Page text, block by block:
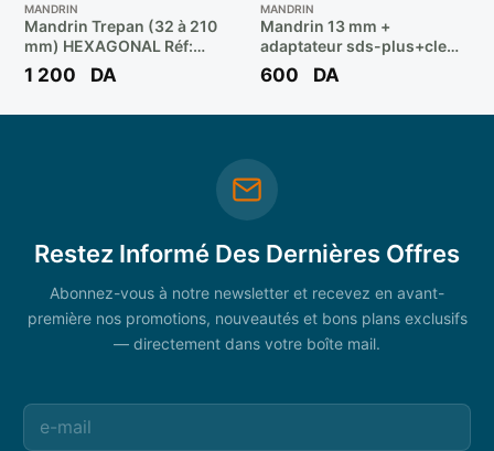
MANDRIN
Mandrin Trepan (32 à 210
mm) HEXAGONAL Réf:
EHSA05 ** EMTOP
1 200 DA
MANDRIN
Mandrin 13 mm +
adaptateur sds-plus+cle
mandrin s/c ** DUNE
600 DA
Restez Informé Des Dernières Offres
Abonnez-vous à notre newsletter et recevez en avant-
première nos promotions, nouveautés et bons plans exclusifs
— directement dans votre boîte mail.